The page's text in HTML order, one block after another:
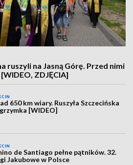
ruszyli na Jasną Górę. Przed nimi
ZDJĘCIA]
650 km wiary. Ruszyła Szczecińska
[WIDEO]
de Santiago pełne pątników. 32.
Jakubowe w Polsce